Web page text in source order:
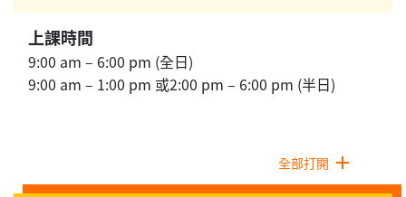
上課時間
9:00 am – 6:00 pm (全日)
9:00 am – 1:00 pm 或2:00 pm – 6:00 pm (半日)
全部打開